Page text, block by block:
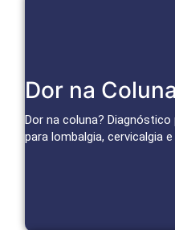
Dor na Coluna
Dor na coluna?
para lombalgia, cervicalgia e
Tratamentos
Bloqueios, infiltrações e